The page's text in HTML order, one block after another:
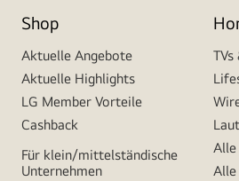
Shop
Aktuelle Angebote
Aktuelle Highlights
LG Member Vorteile
Cashback
Für klein/mittelständische
Unternehmen
TVs
Alle
Alle